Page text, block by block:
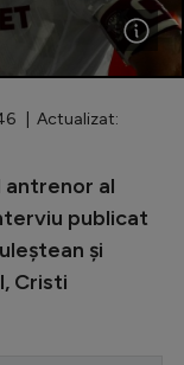
| Actualizat:
antrenor al
publicat
și
Cristi